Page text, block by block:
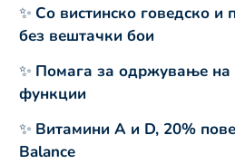
✨ Со вистинско говедско и
без вештачки бои
✨ Помага за одржување на
функции
✨ Витамини A и D, 20%
Balance